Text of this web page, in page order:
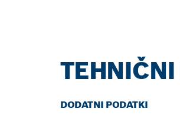
DODATNI PODATKI